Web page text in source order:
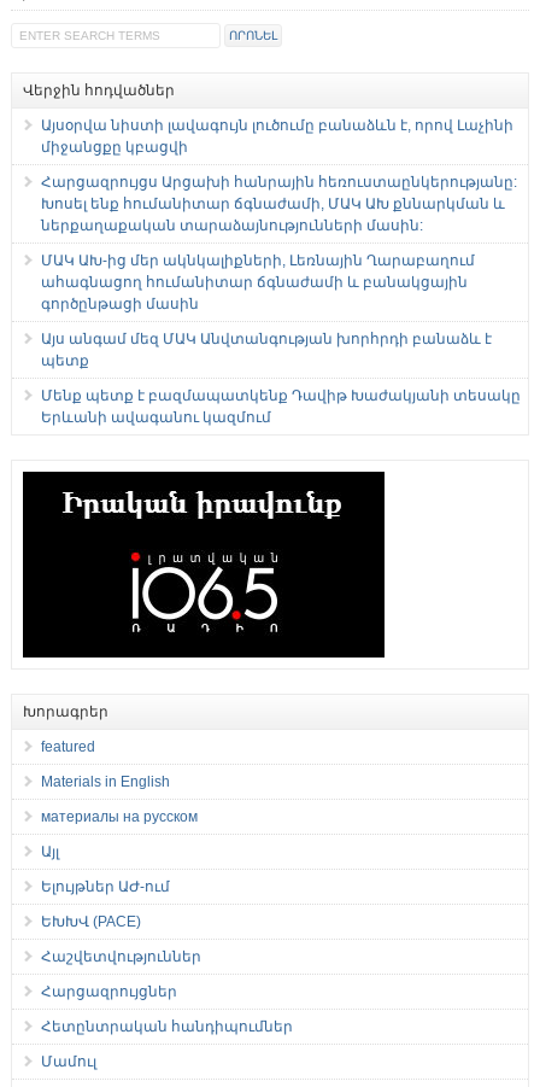
Վերջին հոդվածներ
Այսօրվա նիստի լավագույն լուծումը բանաձևն է, որով Լաչինի
միջանցքը կբացվի
Հարցազրույցս Արցախի հանրային հեռուստաընկերությանը:
Խոսել ենք հումանիտար ճգնաժամի, ՄԱԿ ԱԽ քննարկման և
ներքաղաքական տարաձայնությունների մասին:
ՄԱԿ ԱԽ-ից մեր ակնկալիքների, Լեռնային Ղարաբաղում
ահագնացող հումանիտար ճգնաժամի և բանակցային
գործընթացի մասին
Այս անգամ մեզ ՄԱԿ Անվտանգության խորհրդի բանաձև է
պետք
Մենք պետք է բազմապատկենք Դավիթ Խաժակյանի տեսակը
Երևանի ավագանու կազմում
Խորագրեր
featured
Materials in English
материалы на русском
Այլ
Ելույթներ ԱԺ-ում
ԵԽԽՎ (PACE)
Հաշվետվություններ
Հարցազրույցներ
Հետընտրական հանդիպումներ
Մամուլ